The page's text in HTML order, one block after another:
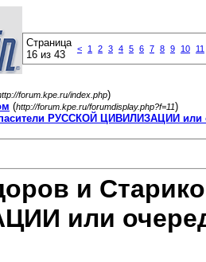
Страница
16 из 43
< 1 2 3 4 5 6 7 8 9 10 11
forum.kpe.ru/index.php)
(http://forum.kpe.ru/forumdisplay.php?f=11)
РУССКОЙ ЦИВИЛИЗАЦИИ или
и
или